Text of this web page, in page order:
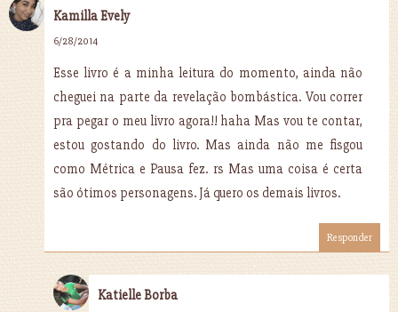
Kamilla Evely
6/28/2014
Esse livro é a minha leitura do momento, ainda não
cheguei na parte da revelação bombástica. Vou correr
pra pegar o meu livro agora!! haha Mas vou te contar,
estou gostando do livro. Mas ainda não me fisgou
como Métrica e Pausa fez. rs Mas uma coisa é certa
são ótimos personagens. Já quero os demais livros.
Responder
Katielle Borba